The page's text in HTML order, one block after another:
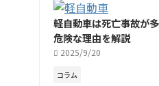
軽自動車は死亡事故が
危険な理由を解説
2025/9/20
コラム